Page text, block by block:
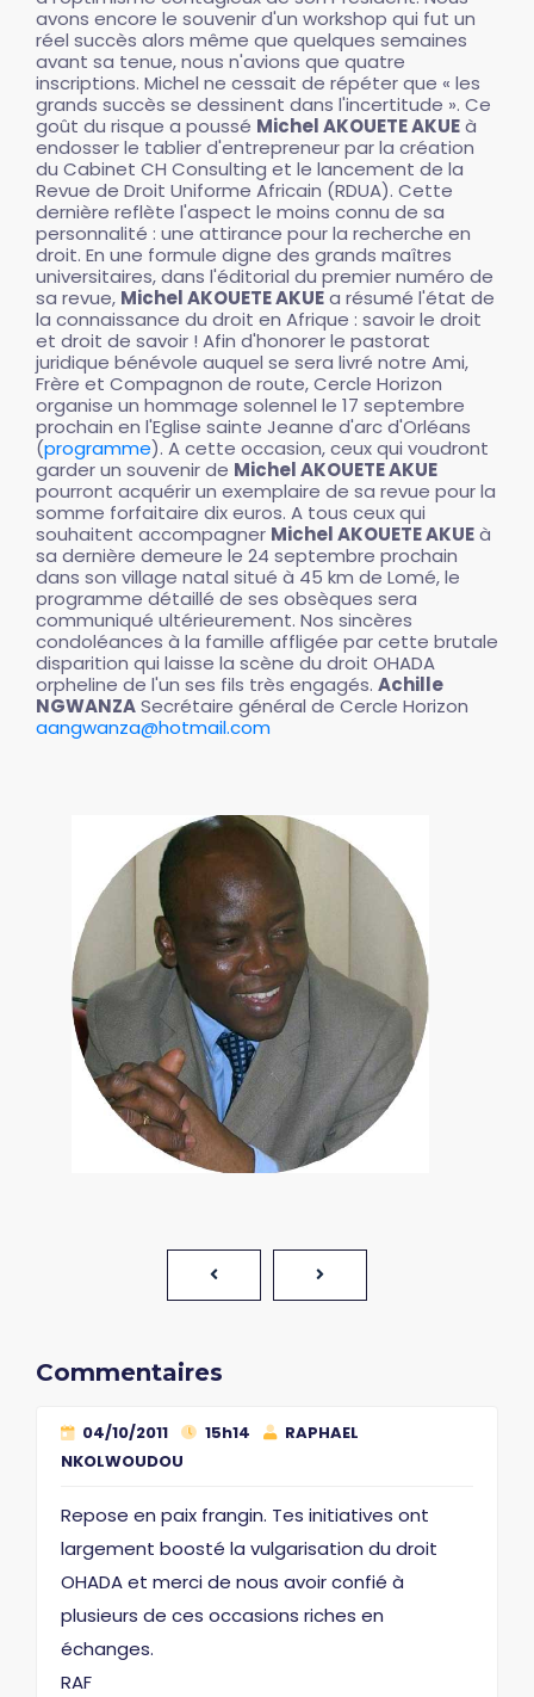
avons encore le souvenir d'un workshop qui fut un
réel succès alors même que quelques semaines
avant sa tenue, nous n'avions que quatre
inscriptions. Michel ne cessait de répéter que « les
grands succès se dessinent dans l'incertitude ». Ce
goût du risque a poussé Michel AKOUETE AKUEà
endosser le tablier d'entrepreneur par la création
du Cabinet CH Consulting et le lancement de la
Revue de Droit Uniforme Africain (RDUA). Cette
dernière reflète l'aspect le moins connu de sa
personnalité : une attirance pour la recherche en
droit. En une formule digne des grands maîtres
universitaires, dans l'éditorial du premier numéro de
sa revue, Michel AKOUETE AKUEa résumé l'état de
la connaissance du droit en Afrique : savoir le droit
et droit de savoir ! Afin d'honorer le pastorat
juridique bénévole auquel se sera livré notre Ami,
Frère et Compagnon de route, Cercle Horizon
organise un hommage solennel le 17 septembre
prochain en l'Eglise sainte Jeanne d'arc d'Orléans
(programme). A cette occasion, ceux qui voudront
garder un souvenir de Michel AKOUETE AKUE
pourront acquérir un exemplaire de sa revue pour la
somme forfaitaire dix euros. A tous ceux qui
souhaitent accompagner Michel AKOUETE AKUEà
sa dernière demeure le 24 septembre prochain
dans son village natal situé à 45 km de Lomé, le
programme détaillé de ses obsèques sera
communiqué ultérieurement. Nos sincères
condoléances à la famille affligée par cette brutale
disparition qui laisse la scène du droit OHADA
orpheline de l'un ses fils très engagés. Achille
NGWANZASecrétaire général de Cercle Horizon
aangwanza@hotmail.com
Commentaires
04/10/2011 15h14
RAPHAEL
NKOLWOUDOU
Repose en paix frangin. Tes initiatives ont
largement boosté la vulgarisation du droit
OHADA et merci de nous avoir confié à
plusieurs de ces occasions riches en
échanges.
RAF